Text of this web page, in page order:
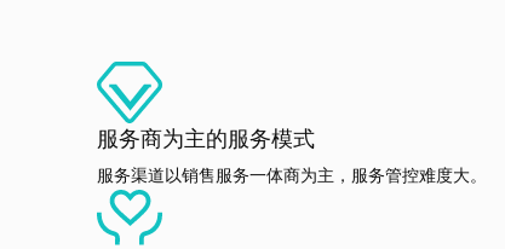
服务商为主的服务模式
服务渠道以销售服务一体商为主，服务管控难度大。